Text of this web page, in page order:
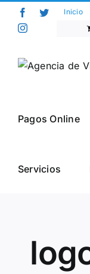
Saltar
Facebook
Twitter
Instagram
Inicio
Pagos Online
Servicios